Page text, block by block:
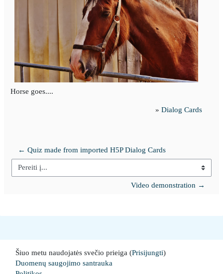
Horse goes....
» Dialog Cards
← Quiz made from imported H5P Dialog Cards
Pereiti į...
Video demonstration →
Šiuo metu naudojatės svečio prieiga (Prisijungti)
Duomenų saugojimo santrauka